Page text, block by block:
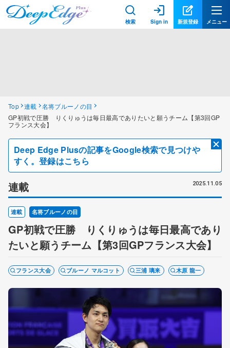
検索 Sign in 新規登録 メニュー
Top 連載
名将ブルーノの目
GP初戦で圧勝 りくりゅうは毎日最高でありたいと願うチーム【第3回GP
フランス大会】
Deep Edge Plusの記事をGoogle検索で見つけや
すく。登録はこちら
連載 2025.11.05
連載 名将ブルーノの目
GP初戦で圧勝 りくりゅうは毎日最高であり
たいと願うチーム【第3回GPフランス大会】
フランス大会 ブルーノ マルコット 三浦 璃来 木原 龍一